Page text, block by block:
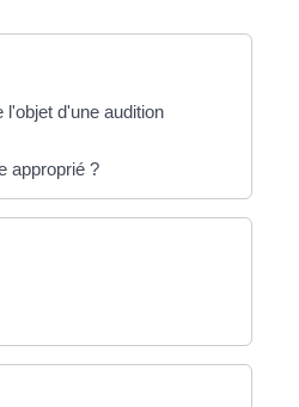
l'objet d'une audition
approprié ?